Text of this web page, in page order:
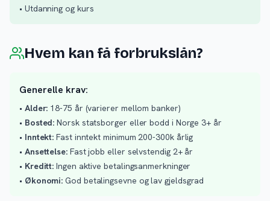
• Utdanning og kurs
Hvem kan få forbrukslån?
Generelle krav:
• Alder: 18-75 år (varierer mellom banker)
• Bosted: Norsk statsborger eller bodd i Norge 3+ år
• Inntekt: Fast inntekt minimum 200-300k årlig
• Ansettelse:Fast jobb eller selvstendig 2+ år
• Kreditt: Ingen aktive betalingsanmerkninger
• Økonomi: God betalingsevne og lav gjeldsgrad